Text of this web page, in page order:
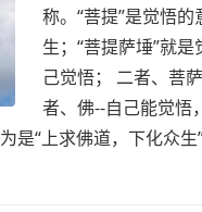
称。“菩提”是觉悟
生；“菩提萨埵”就
己觉悟； 二者、菩
者、佛--自己能觉悟
是“上求佛道，下化众